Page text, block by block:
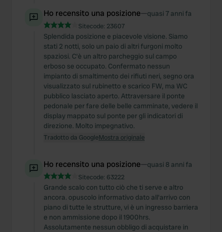
Ho recensito una posizione—quasi 7 anni fa
Sitecode: 23607
Splendida posizione e piacevole visione. Siamo
stati 2 notti, solo un paio di altri furgoni molto
spaziosi. C'è un altro parcheggio sul campo
erboso se occupato. Confermato nessun
impianto di smaltimento dei rifiuti neri, segno ora
visualizzato sul rubinetto e scarico FW, ma WC
pubblico lasciato aperto. Attraversare il ponte
pedonale per fare delle belle camminate, vedere il
display mappato sul ponte per gli indicatori di
direzione. Molto impegnativo.
Tradotto da GoogleMostra originale
Ho recensito una posizione—quasi 8 anni fa
Sitecode: 63222
Grande scalo con tutto ciò che ti serve e altro
ancora. opuscolo informativo dato all'arrivo con
piano di tutte le strutture, vi è un ingresso barriera
e non ammissione dopo il 1900hrs.
Assolutamente nessun obbligo di acquistare in